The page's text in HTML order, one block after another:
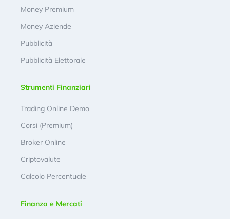
Money Premium
Money Aziende
Pubblicità
Pubblicità Elettorale
Strumenti Finanziari
Trading Online Demo
Corsi (Premium)
Broker Online
Criptovalute
Calcolo Percentuale
Finanza e Mercati